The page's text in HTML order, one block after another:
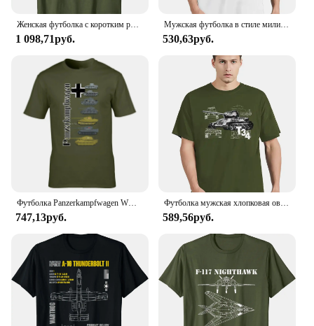
of equipment for those who require the ultimate in
ballistic protection.
Женская футболка с коротким рукавом и военным самолетом
1 098,71руб.
Мужская футболка в стиле милитари с принтом «Американская модель орела», футболка большого размера для фитнеса, топы унисекс, футболки, уличная одежда
530,63руб.
Футболка Panzerkampfwagen WW2, немецкая футболка с изображением военной истории для мужчин, футболка с изображением танков мира, армированная футболка из хлопка
747,13руб.
Футболка мужская хлопковая оверсайз С Рисунком Тигра, T34
589,56руб.